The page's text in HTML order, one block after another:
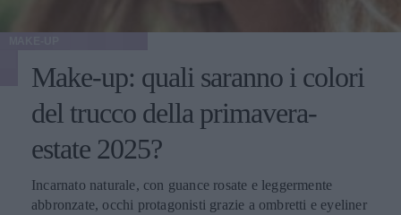
Make-up: quali saranno i colori
del trucco della primavera-
estate 2025?
Incarnato naturale, con guance rosate e leggermente
abbronzate, occhi protagonisti grazie a ombretti e eyeliner